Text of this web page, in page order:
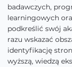
badawczych,
learningowych
podkreślić swój
razu wskazać
identyfikację
wyższą, wiedzą